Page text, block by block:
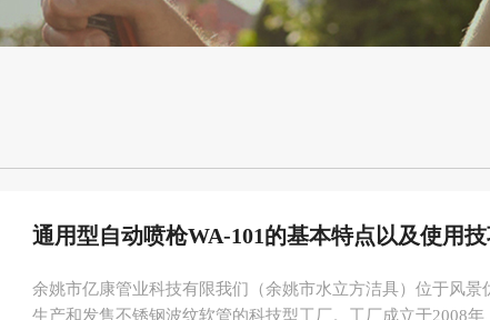
通用型自动喷枪WA-101的基本特点以及使用
余姚市亿康管业科技有限我们（余姚市水立方洁具）位于风
生产和发售不锈钢波纹软管的科技型工厂。工厂成立于2008